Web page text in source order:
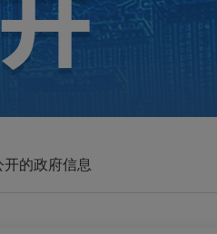
的政府信息